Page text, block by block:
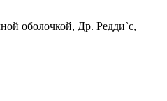
оболочкой, Др. Редди`с,